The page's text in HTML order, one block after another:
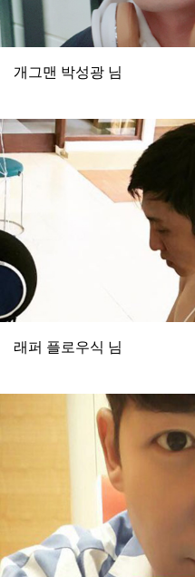
개그맨 박성광 님
래퍼 플로우식 님